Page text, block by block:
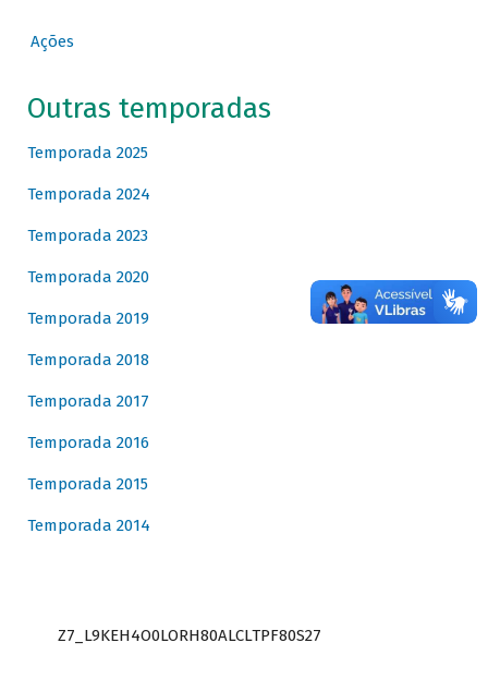
Ações
Outras temporadas
Temporada 2025
Temporada 2024
Temporada 2023
Temporada 2020
Temporada 2019
Temporada 2018
Temporada 2017
Temporada 2016
Temporada 2015
Temporada 2014
Z7_L9KEH4O0LORH80ALCLTPF80S27